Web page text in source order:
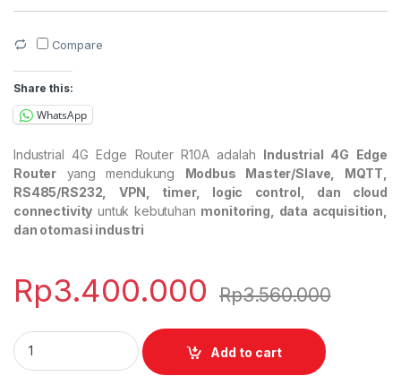
Compare
Share this:
WhatsApp
Industrial 4G Edge Router R10A adalah Industrial 4G Edge
Router yang mendukung Modbus Master/Slave, MQTT,
RS485/RS232, VPN, timer, logic control, dan cloud
connectivity untuk kebutuhan monitoring, data acquisition,
dan otomasi industri
Rp3.400.000 Rp3.560.000
Industrial 4G Edge Router R10A quantity
Add to cart